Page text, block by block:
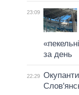
23:09
за день
22:29